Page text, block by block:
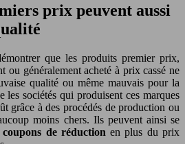
prix peuvent aussi
que les produits premier prix,
ou généralement acheté à prix cassé ne
qualité ou même mauvais pour la
les sociétés qui produisent ces marques
grâce à des procédés de production ou
moins chers. Ils peuvent ainsi se
coupons de réductionen plus du prix